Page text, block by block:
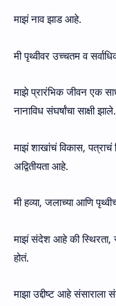
माझं नाव झाड आहे.
मी पृथ्वीवर उच्चतम व
माझे प्रारंभिक जीवन एक
नानाविध संघर्षांचा साक्षी झाले.
माझं शाखांचं विकास, पत्राचं
अद्वितीयता आहे.
मी हव्या, जलाच्या आणि
माझं संदेश आहे की स्थिरता,
होतं.
माझा उद्दीष्ट आहे संसाराला